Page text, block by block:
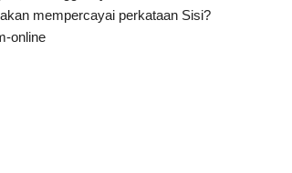
mempercayai perkataan Sisi?
online